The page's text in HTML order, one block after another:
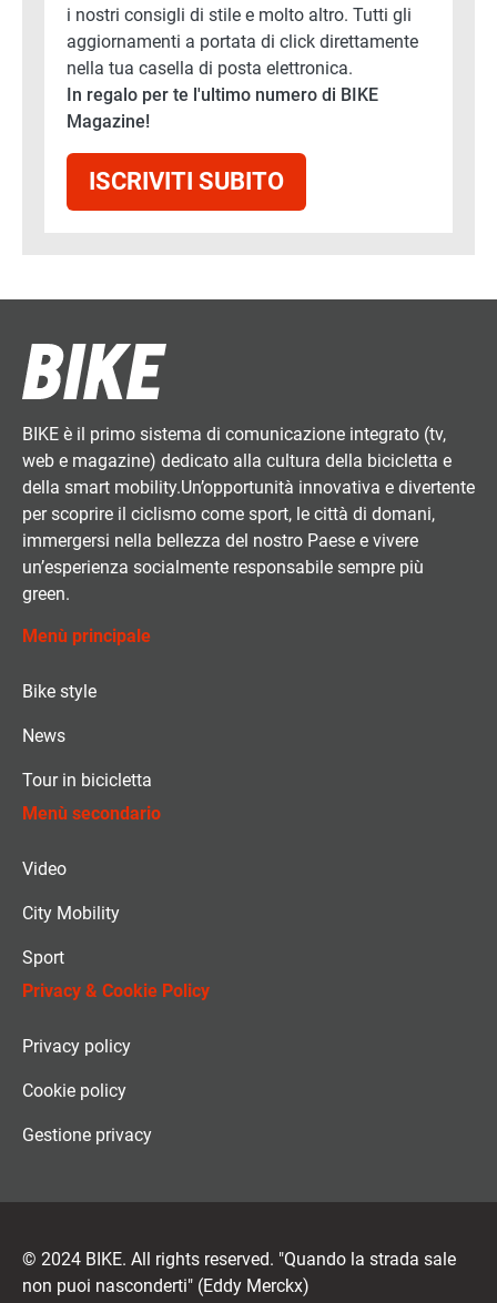
i nostri consigli di stile e molto altro. Tutti gli
aggiornamenti a portata di click direttamente
nella tua casella di posta elettronica.
In regalo per te l'ultimo numero di BIKE
Magazine!
ISCRIVITI SUBITO
BIKE è il primo sistema di comunicazione integrato (tv,
web e magazine) dedicato alla cultura della bicicletta e
della smart mobility.Un’opportunità innovativa e divertente
per scoprire il ciclismo come sport, le città di domani,
immergersi nella bellezza del nostro Paese e vivere
un’esperienza socialmente responsabile sempre più
green.
Menù principale
Bike style
News
Tour in bicicletta
Menù secondario
Video
City Mobility
Sport
Privacy & Cookie Policy
Privacy policy
Cookie policy
Gestione privacy
© 2024 BIKE. All rights reserved. "Quando la strada sale
non puoi nasconderti" (Eddy Merckx)